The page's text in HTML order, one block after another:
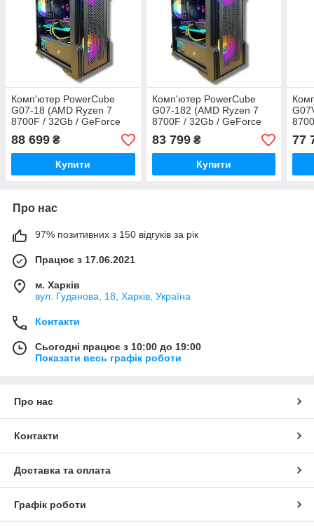
Комп'ютер PowerCube
G07-18 (AMD Ryzen 7
8700F / 32Gb / GeForce
RTX 4070 Super 12GB /
SSD 1Tb / 700W / USB 3.2
88 699 ₴
Купити
Комп'ютер PowerCube
G07-182 (AMD Ryzen 7
8700F / 32Gb / GeForce
RTX 4070 12GB / SSD 1Tb
/ 700W / ARGB)
83 799₴
Купити
77
Про нас
97% позитивних з 150 відгуків за рік
Працює з 17.06.2021
м. Харків
вул. Гуданова, 18, Харків, Україна
Контакти
Сьогодні працює з 10:00 до 19:00
Показати весь графік роботи
Про нас
Контакти
Доставка та оплата
Графік роботи